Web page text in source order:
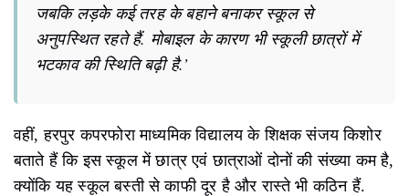
जबकि लड़के कई तरह के बहाने बनाकर स्कूल से
अनुपस्थित रहते हैं. मोबाइल के कारण भी स्कूली छात्रों में
भटकाव की स्थिति बढ़ी है.’
वहीं, हरपुर कपरफोरा माध्यमिक विद्यालय के शिक्षक संजय किशोर
बताते हैं कि इस स्कूल में छात्र एवं छात्राओं दोनों की संख्या कम है,
क्योंकि यह स्कूल बस्ती से काफी दूर है और रास्ते भी कठिन हैं.